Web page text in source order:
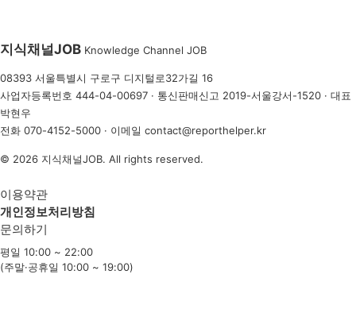
지식채널JOB Knowledge Channel JOB
08393 서울특별시 구로구 디지털로32가길 16
사업자등록번호 444-04-00697 · 통신판매신고 2019-서울강서-1520 · 대표
박현우
전화 070-4152-5000 · 이메일 contact@reporthelper.kr
© 2026 지식채널JOB. All rights reserved.
이용약관
개인정보처리방침
문의하기
평일 10:00 ~ 22:00
(주말·공휴일 10:00 ~ 19:00)